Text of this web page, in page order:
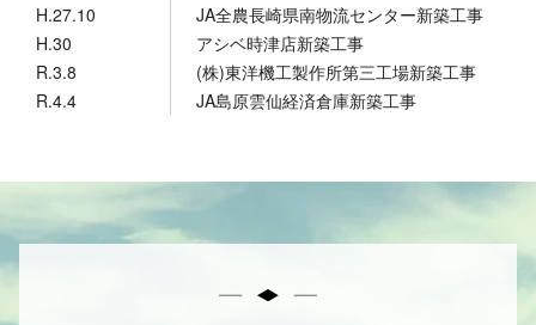
H.27.10
JA全農長崎県南物流センター新築工事
H.30
アシベ時津店新築工事
R.3.8
(株)東洋機工製作所第三工場新築工事
R.4.4
JA島原雲仙経済倉庫新築工事